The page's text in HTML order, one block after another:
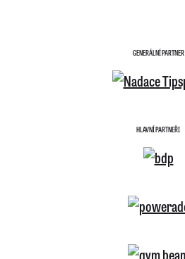
GENERÁLNÍ PARTNER
HLAVNÍ PARTNEŘI